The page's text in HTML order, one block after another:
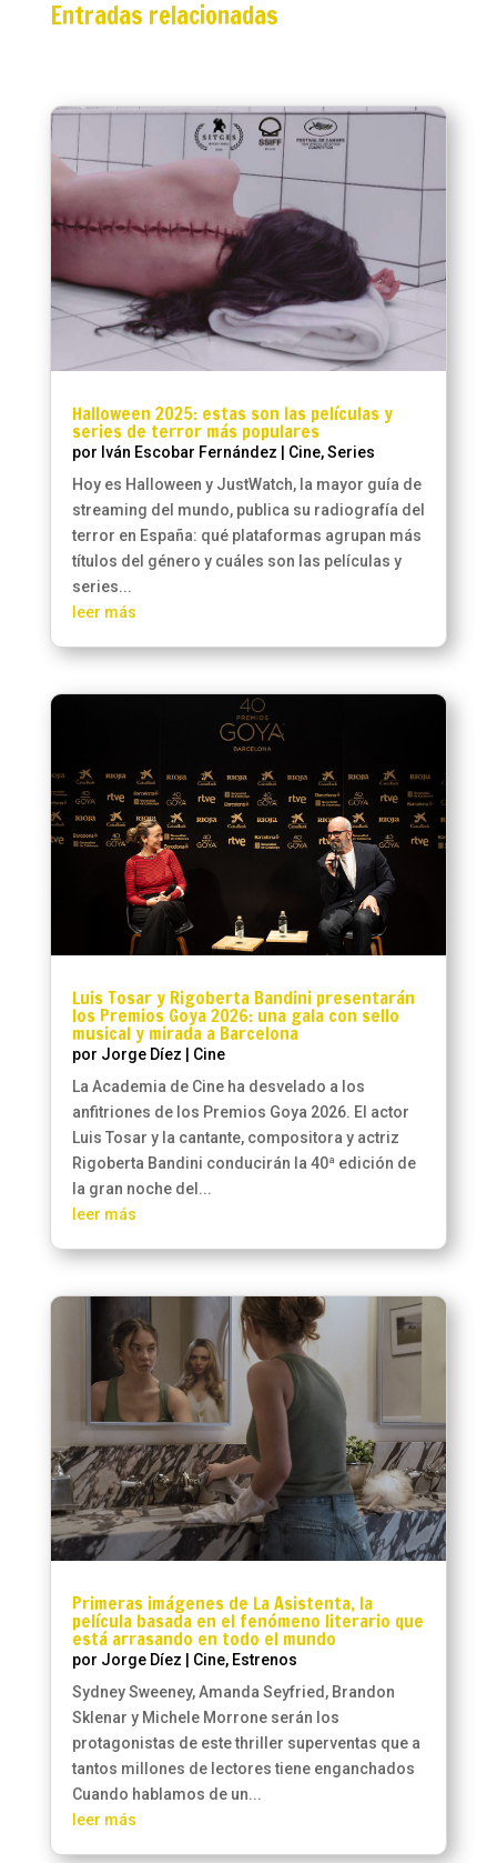
Entradas relacionadas
Halloween 2025: estas son las películas y
series de terror más populares
por Iván Escobar Fernández Cine,Series
Hoy es Halloween y JustWatch, la mayor guía de
streaming del mundo, publica su radiografía del
terror en España: qué plataformas agrupan más
títulos del género y cuáles son las películas y
series...
leer más
Luis Tosar y Rigoberta Bandini presentarán
los Premios Goya 2026: una gala con sello
musical y mirada a Barcelona
por Jorge Díez
Cine
La Academia de Cine ha desvelado a los
anfitriones de los Premios Goya 2026. El actor
Luis Tosar y la cantante, compositora y actriz
Rigoberta Bandini conducirán la 40ª edición de
la gran noche del...
leer más
Primeras imágenes de La Asistenta, la
película basada en el fenómeno literario que
está arrasando en todo el mundo
por Jorge Díez Cine, Estrenos
Sydney Sweeney, Amanda Seyfried, Brandon
Sklenar y Michele Morrone serán los
protagonistas de este thriller superventas que a
tantos millones de lectores tiene enganchados
Cuando hablamos de un...
leer más